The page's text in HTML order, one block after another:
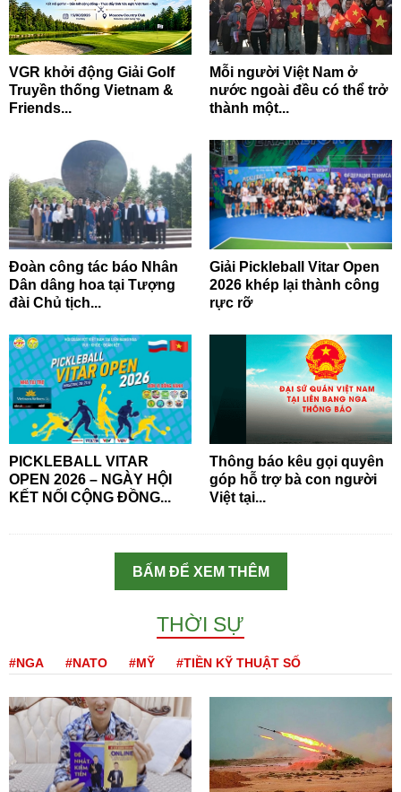
VGR khởi động Giải Golf
Truyền thống Vietnam &
Friends...
Mỗi người Việt Nam ở
nước ngoài đều có thể trở
thành một...
Đoàn công tác báo Nhân
Dân dâng hoa tại Tượng
đài Chủ tịch...
Giải Pickleball Vitar Open
2026 khép lại thành công
rực rỡ
PICKLEBALL VITAR
OPEN 2026 – NGÀY HỘI
KẾT NỐI CỘNG ĐỒNG...
Thông báo kêu gọi quyên
góp hỗ trợ bà con người
Việt tại...
BẤM ĐỂ XEM THÊM
THỜI SỰ
#NGA #NATO #MỸ #TIỀN KỸ THUẬT SỐ